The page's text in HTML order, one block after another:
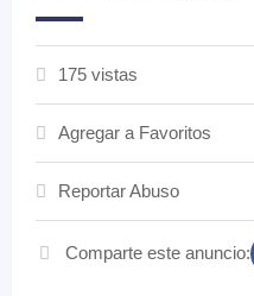
175 vistas
Agregar a Favoritos
Reportar Abuso
Comparte este anuncio: